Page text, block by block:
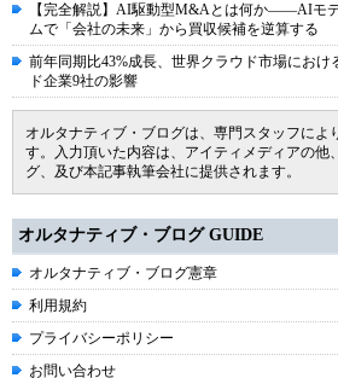
【完全解説】AI駆動型M&Aとは何か――AIモデ
ムで「会社の未来」から買収候補を逆算する
前年同期比43%成長、世界クラウド市場におけ
ド企業9社の影響
オルタナティブ・ブログは、専門スタッフによ
す。入力頂いた内容は、アイティメディアの他
グ、及び本記事執筆会社に提供されます。
オルタナティブ・ブログ GUIDE
オルタナティブ・ブログ憲章
利用規約
プライバシーポリシー
お問い合わせ